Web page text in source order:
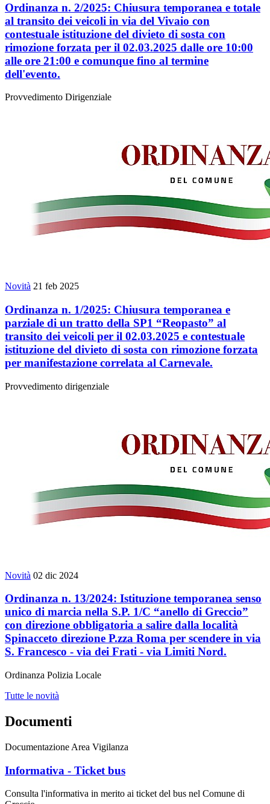
Ordinanza n. 2/2025: Chiusura temporanea e totale
al transito dei veicoli in via del Vivaio con
contestuale istituzione del divieto di sosta con
rimozione forzata per il 02.03.2025 dalle ore 10:00
alle ore 21:00 e comunque fino al termine
dell'evento.
Provvedimento Dirigenziale
Novità 21 feb 2025
Ordinanza n. 1/2025: Chiusura temporanea e
parziale di un tratto della SP1 “Reopasto” al
transito dei veicoli per il 02.03.2025 e contestuale
istituzione del divieto di sosta con rimozione forzata
per manifestazione correlata al Carnevale.
Provvedimento dirigenziale
Novità 02 dic 2024
Ordinanza n. 13/2024: Istituzione temporanea senso
unico di marcia nella S.P. 1/C “anello di Greccio”
con direzione obbligatoria a salire dalla località
Spinacceto direzione P.zza Roma per scendere in via
S. Francesco - via dei Frati - via Limiti Nord.
Ordinanza Polizia Locale
Tutte le novità
Documenti
Documentazione Area Vigilanza
Informativa - Ticket bus
Consulta l'informativa in merito ai ticket del bus nel Comune di